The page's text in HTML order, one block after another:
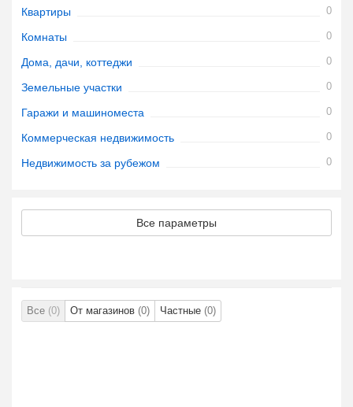
Квартиры
0
Комнаты 0
Дома, дачи, коттеджи 0
Земельные участки 0
Гаражи и машиноместа 0
Коммерческая недвижимость 0
Недвижимость за рубежом 0
Все параметры
Все (0) От магазинов (0) Частные (0)